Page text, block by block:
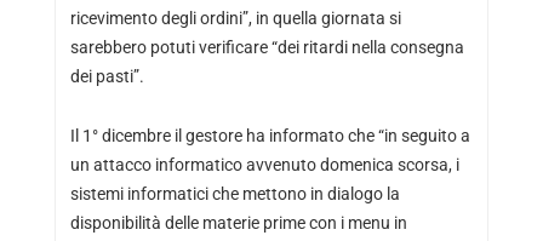
ricevimento degli ordini”, in quella giornata si
sarebbero potuti verificare “dei ritardi nella consegna
dei pasti”.
Il 1° dicembre il gestore ha informato che “in seguito a
un attacco informatico avvenuto domenica scorsa, i
sistemi informatici che mettono in dialogo la
disponibilità delle materie prime con i menu in